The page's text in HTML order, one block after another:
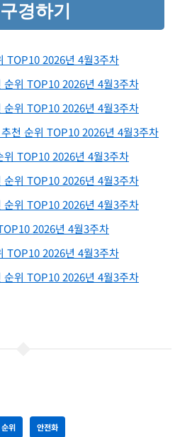
경하기
TOP10 2026년 4월3주차
위 TOP10 2026년 4월3주차
위 TOP10 2026년 4월3주차
천 순위 TOP10 2026년 4월3주차
TOP10 2026년 4월3주차
위 TOP10 2026년 4월3주차
위 TOP10 2026년 4월3주차
2026년 4월3주차
TOP10 2026년 4월3주차
위 TOP10 2026년 4월3주차
순위 안전화